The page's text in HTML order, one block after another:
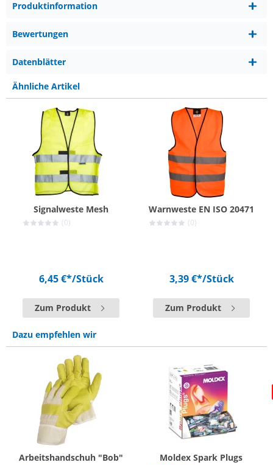
Produktinformation
Bewertungen
Datenblätter
Ähnliche Artikel
Signalweste Mesh
(0)
6,45 €*/Stück
Zum Produkt
Warnweste EN ISO 20471
(0)
3,39 €*/Stück
Zum Produkt
Dazu empfehlen wir
Arbeitshandschuh "Bob" Moldex Spark Plugs